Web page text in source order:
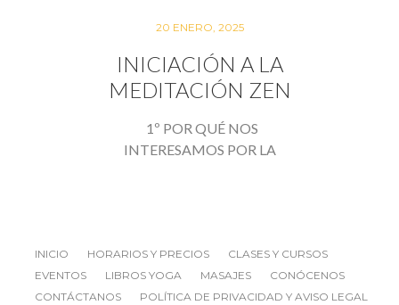
20 ENERO, 2025
INICIACIÓN A LA
MEDITACIÓN ZEN
1º POR QUÉ NOS
INTERESAMOS POR LA
INICIO HORARIOS Y PRECIOS
CLASES Y CURSOS
EVENTOS
LIBROS YOGA MASAJES
CONÓCENOS
CONTÁCTANOS
POLÍTICA DE PRIVACIDAD Y AVISO LEGAL